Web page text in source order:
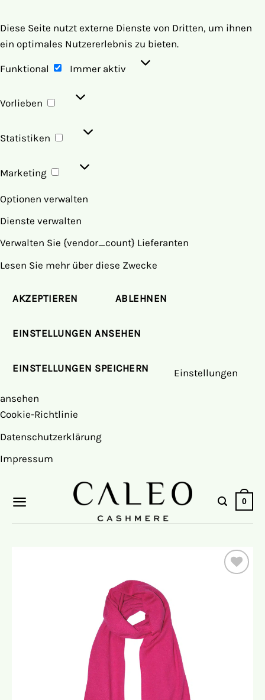
Diese Seite nutzt externe Dienste von Dritten, um ihnen
ein optimales Nutzererlebnis zu bieten.
Funktional Immer aktiv
Vorlieben
Vorlieben
Statistiken
Statistiken
Marketing
Marketing
Optionen verwalten
Dienste verwalten
Verwalten Sie {vendor_count} Lieferanten
Lesen Sie mehr über diese Zwecke
AKZEPTIEREN ABLEHNEN
EINSTELLUNGEN ANSEHEN
EINSTELLUNGEN SPEICHERN Einstellungen
ansehen
Cookie-Richtlinie
Datenschutzerklärung
Impressum
Inhalt
0